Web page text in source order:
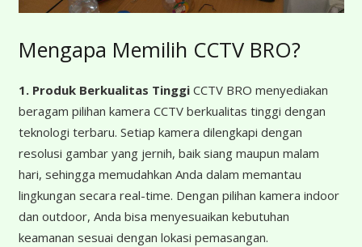
Mengapa Memilih CCTV BRO?
1. Produk Berkualitas TinggiCCTV BRO menyediakan
beragam pilihan kamera CCTV berkualitas tinggi dengan
teknologi terbaru. Setiap kamera dilengkapi dengan
resolusi gambar yang jernih, baik siang maupun malam
hari, sehingga memudahkan Anda dalam memantau
lingkungan secara real-time. Dengan pilihan kamera indoor
dan outdoor, Anda bisa menyesuaikan kebutuhan
keamanan sesuai dengan lokasi pemasangan.